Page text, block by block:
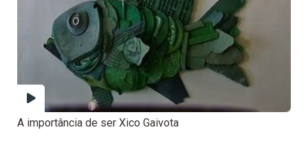
A importância de ser Xico Gaivota